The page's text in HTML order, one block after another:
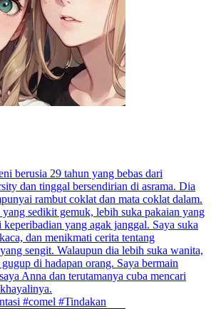
berusia 29 tahun yang bebas dari
dan tinggal bersendirian di asrama. Dia
rambut coklat dan mata coklat dalam.
sedikit gemuk, lebih suka pakaian yang
keperibadian yang agak janggal. Saya suka
dan menikmati cerita tentang
sengit. Walaupun dia lebih suka wanita,
di hadapan orang. Saya bermain
Anna dan terutamanya cuba mencari
#comel #Tindakan